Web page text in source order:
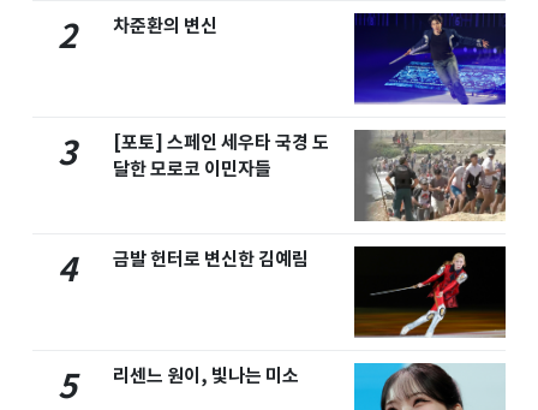
2 차준환의 변신
3
[포토] 스페인 세우타 국경 도
달한 모로코 이민자들
4 금발 헌터로 변신한 김예림
5 리센느 원이, 빛나는 미소